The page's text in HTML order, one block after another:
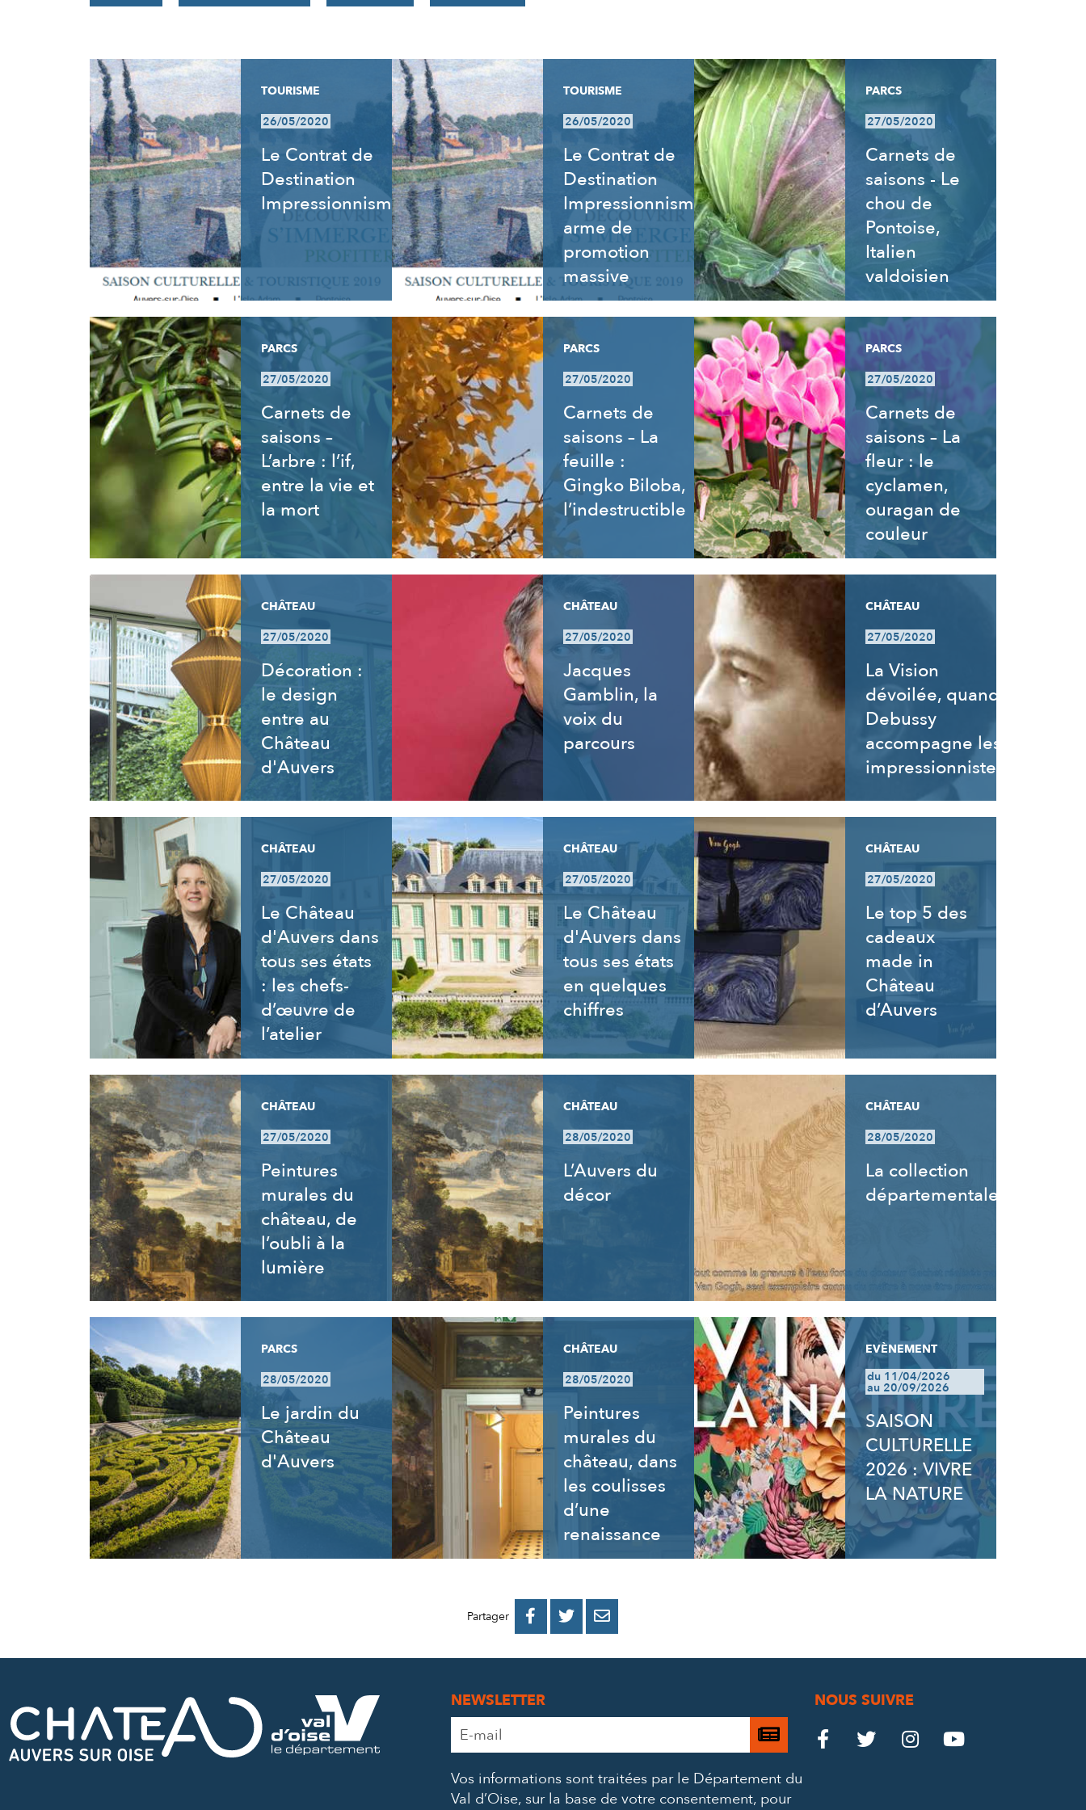
RÉSULTATS
TOURISME
26/05/2020
Le Contrat de
Destination
Impressionnisme
TOURISME
26/05/2020
Le Contrat de
Destination
Impressionnisme,
arme de
promotion
massive
PARCS
27/05/2020
Carnets de
saisons - Le
chou de
Pontoise,
Italien
valdoisien
PARCS
27/05/2020
Carnets de
saisons –
L’arbre : l’if,
entre la vie et
la mort
PARCS
27/05/2020
Carnets de
saisons – La
feuille :
Gingko Biloba,
l’indestructible
PARCS
27/05/2020
Carnets de
saisons – La
fleur : le
cyclamen,
ouragan de
couleur
CHÂTEAU
27/05/2020
Décoration :
le design
entre au
Château
d'Auvers
CHÂTEAU
27/05/2020
Jacques
Gamblin, la
voix du
parcours
CHÂTEAU
27/05/2020
La Vision
dévoilée, quand
Debussy
accompagne les
impressionnistes
CHÂTEAU
27/05/2020
Le Château
d'Auvers dans
tous ses états
: les chefs-
d’œuvre de
l’atelier
CHÂTEAU
27/05/2020
Le Château
d'Auvers dans
tous ses états
en quelques
chiffres
CHÂTEAU
27/05/2020
Le top 5 des
cadeaux
made in
Château
d’Auvers
CHÂTEAU
27/05/2020
Peintures
murales du
château, de
l’oubli à la
lumière
CHÂTEAU
28/05/2020
L’Auvers du
décor
CHÂTEAU
28/05/2020
La collection
départementale
PARCS
28/05/2020
Le jardin du
Château
d'Auvers
CHÂTEAU
28/05/2020
Peintures
murales du
château, dans
les coulisses
d’une
renaissance
EVÈNEMENT
du 11/04/2026
au 20/09/2026
SAISON
CULTURELLE
2026 : VIVRE
LA NATURE
Partager 
PARTAGER
PARTAGER
PARTAGER
NEWSLETTER
Adresse
e-
*
Je
m’abonne
à
Vos informations sont traitées par le Département du
Val d’Oise, sur la base de votre consentement, pour
NOUS SUIVRE
Le

Le

Le

Le
